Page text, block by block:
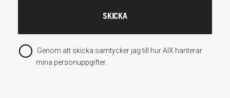
Genom att skicka samtycker jag till hur AIX hanterar
mina personuppgifter.